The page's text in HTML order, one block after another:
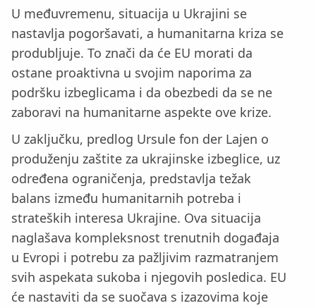
U međuvremenu, situacija u Ukrajini se
nastavlja pogoršavati, a humanitarna kriza se
produbljuje. To znači da će EU morati da
ostane proaktivna u svojim naporima za
podršku izbeglicama i da obezbedi da se ne
zaboravi na humanitarne aspekte ove krize.
U zaključku, predlog Ursule fon der Lajen o
produženju zaštite za ukrajinske izbeglice, uz
određena ograničenja, predstavlja težak
balans između humanitarnih potreba i
strateških interesa Ukrajine. Ova situacija
naglašava kompleksnost trenutnih događaja
u Evropi i potrebu za pažljivim razmatranjem
svih aspekata sukoba i njegovih posledica. EU
će nastaviti da se suočava s izazovima koje